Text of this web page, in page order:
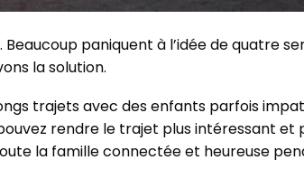
paniquent à l’idée de quatre
la solution.
trajets avec des enfants parfois
rendre le trajet plus intéressant et
la famille connectée et heureuse